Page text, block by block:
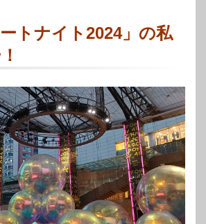
ートナイト2024」の私